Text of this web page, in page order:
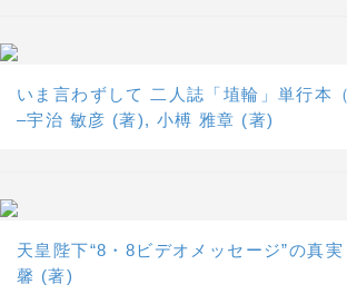
いま言わずして 二人誌「埴輪」単行本
–宇治 敏彦 (著), 小榑 雅章 (著)
天皇陛下“8・8ビデオメッセージ”の真
馨 (著)